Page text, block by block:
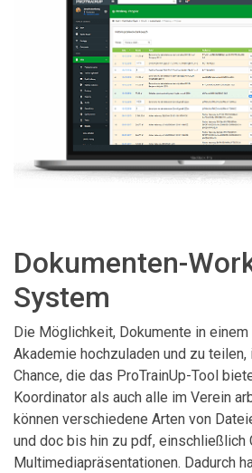
Dokumenten-
System
Die Möglichkeit, Dokumente in
Akademie hochzuladen und zu
Chance, die das ProTrainUp-Tool
Koordinator als auch alle im Verein
können verschiedene Arten von
und doc bis hin zu pdf, einschließlich
Multimediapräsentationen. Dadurch